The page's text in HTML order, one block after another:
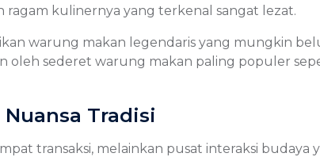
ragam kulinernya yang terkenal sangat lezat.
warung makan legendaris yang mungkin
oleh sederet warung makan paling populer
Tradisi
transaksi, melainkan pusat interaksi